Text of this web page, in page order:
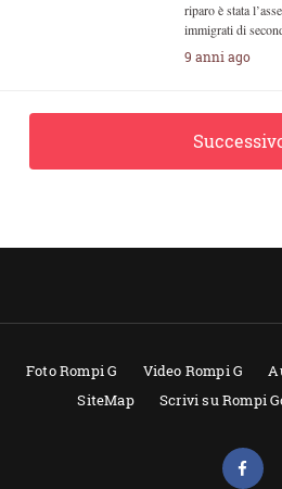
riparo è stata
immigrati di
9 anni ago
Foto Rompi G Video Rompi G
SiteMap
Scrivi su Rompi